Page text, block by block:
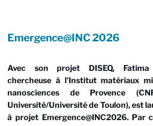
Emergence@INC2026
Avec son projet DISEQ,
chercheuse à l’Institut matériaux
nanosciences de Provence
Université/Université de Toulon), est
à projet Emergence@INC2026. Par